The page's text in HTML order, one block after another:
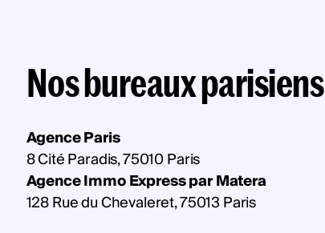
Nos bureaux parisiens
Agence Paris
8 Cité Paradis, 75010 Paris
Agence Immo Express par Matera
128 Rue du Chevaleret, 75013 Paris